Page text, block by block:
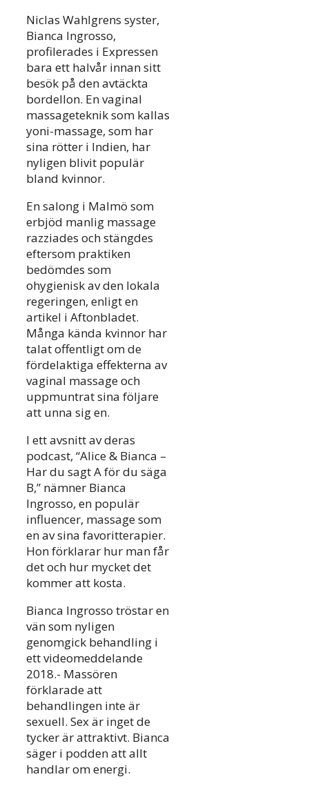
Niclas Wahlgrens syster,
Bianca Ingrosso,
profilerades i Expressen
bara ett halvår innan sitt
besök på den avtäckta
bordellon. En vaginal
massageteknik som kallas
yoni-massage, som har
sina rötter i Indien, har
nyligen blivit populär
bland kvinnor.
En salong i Malmö som
erbjöd manlig massage
razziades och stängdes
eftersom praktiken
bedömdes som
ohygienisk av den lokala
regeringen, enligt en
artikel i Aftonbladet.
Många kända kvinnor har
talat offentligt om de
fördelaktiga effekterna av
vaginal massage och
uppmuntrat sina följare
att unna sig en.
I ett avsnitt av deras
podcast, “Alice & Bianca –
Har du sagt A för du säga
B,” nämner Bianca
Ingrosso, en populär
influencer, massage som
en av sina favoritterapier.
Hon förklarar hur man får
det och hur mycket det
kommer att kosta.
Bianca Ingrosso tröstar en
vän som nyligen
genomgick behandling i
ett videomeddelande
2018.- Massören
förklarade att
behandlingen inte är
sexuell. Sex är inget de
tycker är attraktivt. Bianca
säger i podden att allt
handlar om energi.